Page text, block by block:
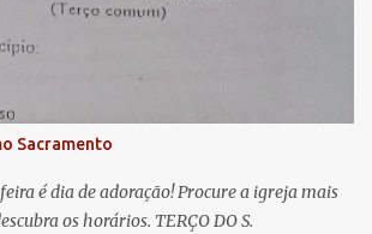
volvei, e depois deste desterro, mostrai-nos
do vosso ventre, ó clemente, ó piedosa, ó
Maria. Rogai por nós Santa Mãe de Deus.
das promessas de Cristo. Amém.
Sacramento
é dia de adoração! Procure a igreja mais
os horários. TERÇO DO S.